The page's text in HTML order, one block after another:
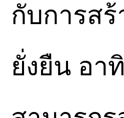
กับการส
ยั่งยืน อา